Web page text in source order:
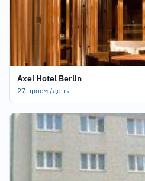
Axel Hotel Berlin
27 просм./день